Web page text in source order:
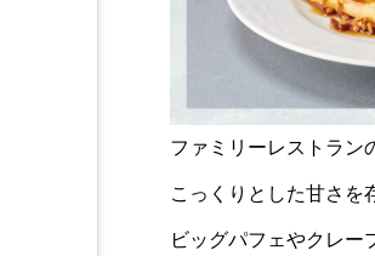
ファミリーレストラン
こっくりとした甘さを
ビッグパフェやクレー